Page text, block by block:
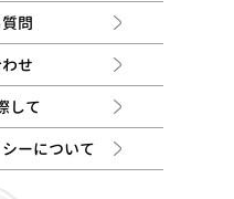
問
せ
して
ーについて